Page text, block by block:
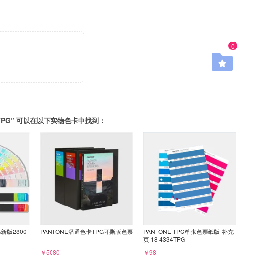
0
可以在以下实物色卡中找到：
版2800
PANTONE潘通色卡TPG可撕版色票
￥5080
PANTONE TPG单张色票纸版-补充
页 18-4334TPG
￥98